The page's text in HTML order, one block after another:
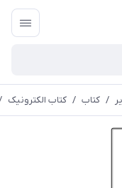
/ کتاب / کتاب الکترونیک